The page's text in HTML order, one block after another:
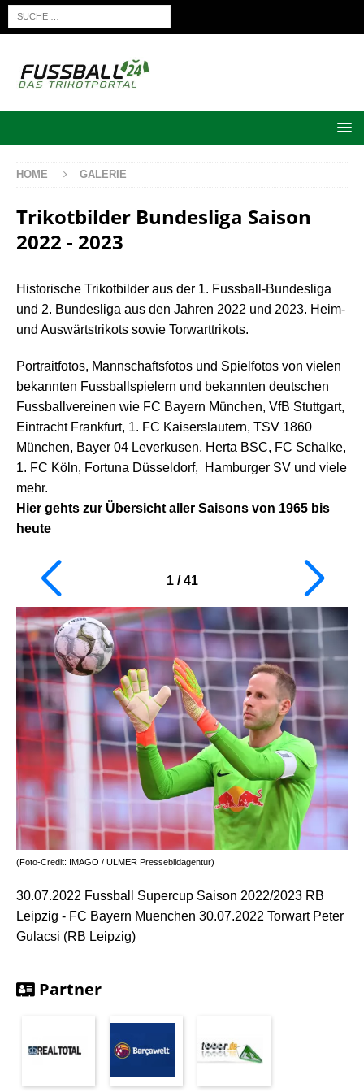
HOME GALERIE
Trikotbilder Bundesliga Saison
2022 - 2023
Historische Trikotbilder aus der 1. Fussball-Bundesliga
und 2. Bundesliga aus den Jahren 2022 und 2023. Heim-
und Auswärtstrikots sowie Torwarttrikots.
Portraitfotos, Mannschaftsfotos und Spielfotos von vielen
bekannten Fussballspielern und bekannten deutschen
Fussballvereinen wie FC Bayern München, VfB Stuttgart,
Eintracht Frankfurt, 1. FC Kaiserslautern, TSV 1860
München, Bayer 04 Leverkusen, Herta BSC, FC Schalke,
1. FC Köln, Fortuna Düsseldorf, Hamburger SV und viele
mehr.
Hier gehts zur Übersicht aller Saisons von 1965 bis
heute
1/41
(Foto-Credit: IMAGO / ULMER Pressebildagentur)
30.07.2022 Fussball Supercup Saison 2022/2023 RB
Leipzig - FC Bayern Muenchen 30.07.2022 Torwart Peter
Gulacsi (RB Leipzig)
Partner